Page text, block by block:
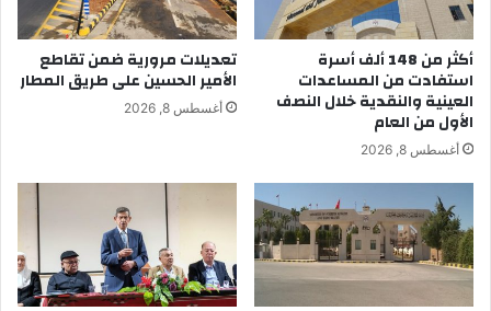
أكثر من 148 ألف أسرة
استفادت من المساعدات
العينية والنقدية خلال النصف
الأول من العام
أغسطس 8, 2026
تعديلات مرورية ضمن تقاطع
الأمير الحسين على طريق المطار
أغسطس 8, 2026